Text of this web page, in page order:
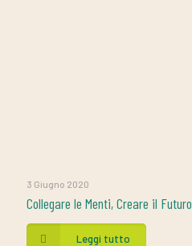
3 Giugno 2020
Collegare le Menti, Creare il Futuro
Leggi tutto